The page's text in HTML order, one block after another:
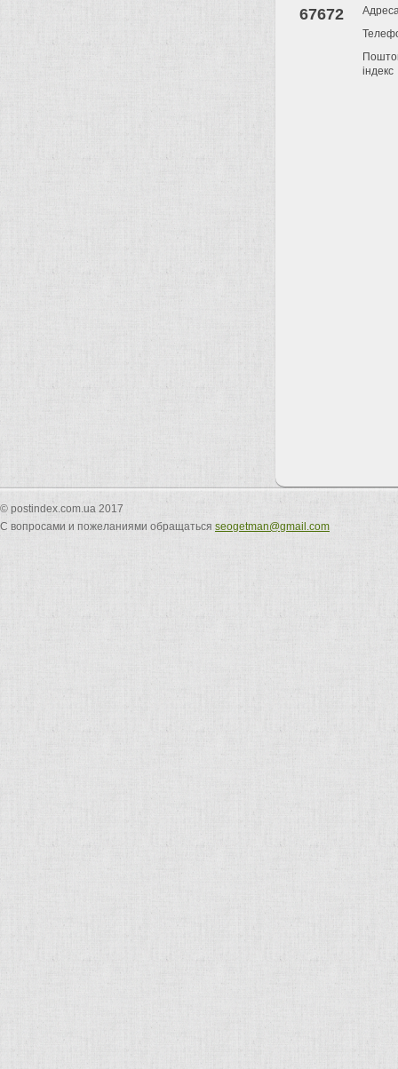
67672
індекс
© postindex.com.ua 2017
С вопросами и пожеланиями обращаться seogetman@gmail.com